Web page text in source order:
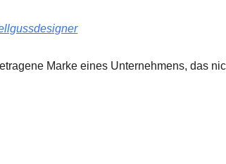
Marke eines Unternehmens, das